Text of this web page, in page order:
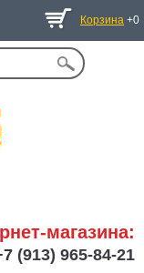
Корзина +0
магазина:
(913) 965-84-21